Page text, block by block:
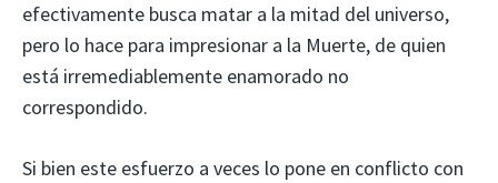
efectivamente busca matar a la mitad del universo,
pero lo hace para impresionar a la Muerte, de quien
está irremediablemente enamorado no
correspondido.
Si bien este esfuerzo a veces lo pone en conflicto con